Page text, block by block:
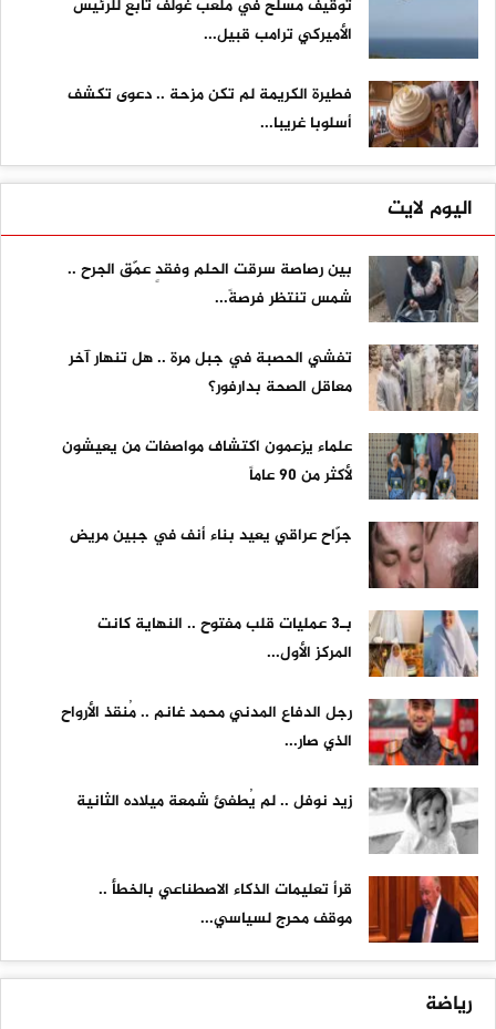
توقيف مسلح في ملعب غولف تابع للرئيس
الأميركي ترامب قبيل...
فطيرة الكريمة لم تكن مزحة .. دعوى تكشف
أسلوبا غريبا...
اليوم لايت
بين رصاصة سرقت الحلم وفقدٍ عمّق الجرح ..
شمس تنتظر فرصةً...
تفشي الحصبة في جبل مرة .. هل تنهار آخر
معاقل الصحة بدارفور؟
علماء يزعمون اكتشاف مواصفات من يعيشون
لأكثر من 90 عاماً
جرّاح عراقي يعيد بناء أنف في جبين مريض
بـ3 عمليات قلب مفتوح .. النهاية كانت
المركز الأول...
رجل الدفاع المدني محمد غانم .. مُنقذ الأرواح
الذي صار...
زيد نوفل .. لم يُطفئ شمعة ميلاده الثانية
قرأ تعليمات الذكاء الاصطناعي بالخطأ ..
موقف محرج لسياسي...
رياضة